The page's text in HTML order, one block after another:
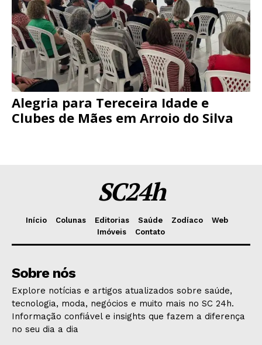
Alegria para Tereceira Idade e
Clubes de Mães em Arroio do Silva
SC24h
Início Colunas Editorias Saúde Zodíaco
Web
Imóveis
Contato
Sobre nós
Explore notícias e artigos atualizados sobre saúde,
tecnologia, moda, negócios e muito mais no SC 24h.
Informação confiável e insights que fazem a diferença
no seu dia a dia